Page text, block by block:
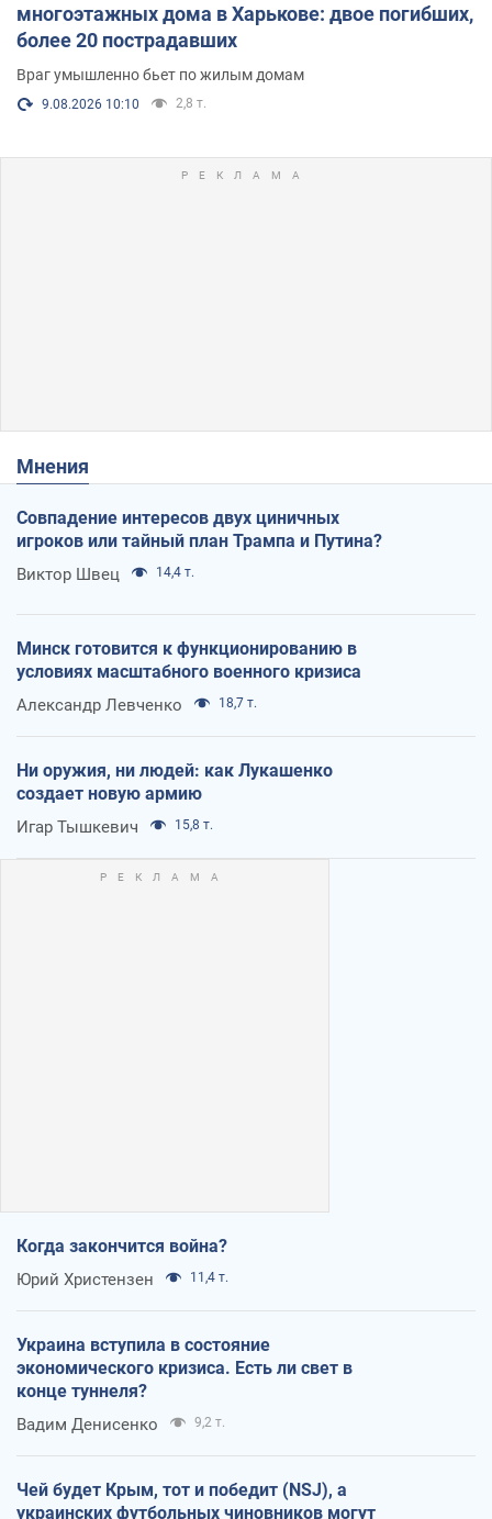
многоэтажных дома в Харькове: двое погибших,
более 20 пострадавших
Враг умышленно бьет по жилым домам
9.08.2026 10:10 2,8 т.
Мнения
Совпадение интересов двух циничных
игроков или тайный план Трампа и Путина?
Виктор Швец 14,4 т.
Минск готовится к функционированию в
условиях масштабного военного кризиса
Александр Левченко 18,7 т.
Ни оружия, ни людей: как Лукашенко
создает новую армию
Игар Тышкевич 15,8 т.
Когда закончится война?
Юрий Христензен 11,4 т.
Украина вступила в состояние
экономического кризиса. Есть ли свет в
конце туннеля?
Вадим Денисенко 9,2 т.
Чей будет Крым, тот и победит (NSJ), а
украинских футбольных чиновников могут